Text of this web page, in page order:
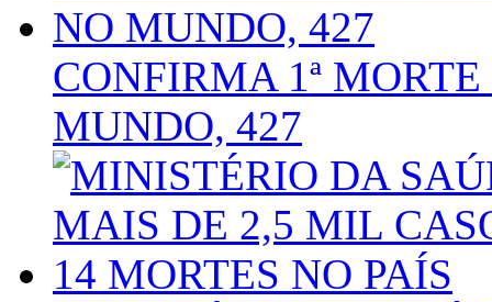
CONFIRMA 1ª
MUNDO, 427